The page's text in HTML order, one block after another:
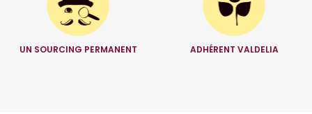
UN SOURCING PERMANENT ADHÉRENT VALDELIA